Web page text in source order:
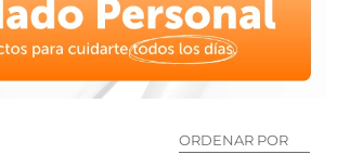
ORDENAR POR